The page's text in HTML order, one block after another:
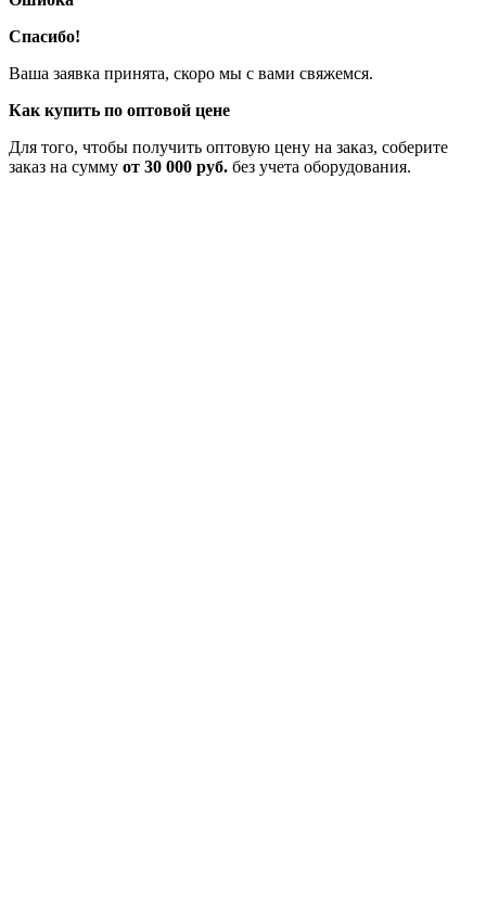
Спасибо!
Ваша заявка принята, скоро мы с вами свяжемся.
Как купить по оптовой цене
Для того, чтобы получить оптовую цену на заказ, соберите
заказ на сумму от 30 000 руб. без учета оборудования.